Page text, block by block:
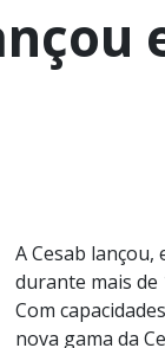
A Cesab
durante mais de
Com
nova gama da